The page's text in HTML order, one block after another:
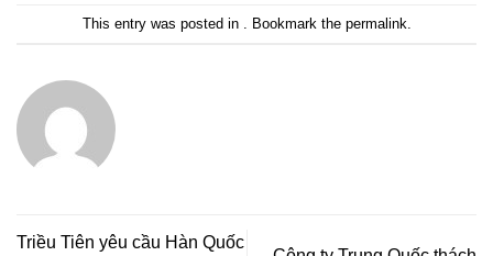
This entry was posted in . Bookmark the permalink
Triều Tiên yêu cầu Hàn Quốc